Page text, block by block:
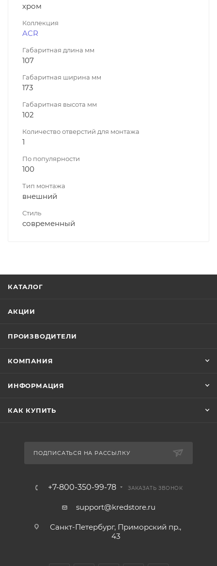
хром
Коллекция
ACR
Габаритная длина мм
107
Габаритная ширина мм
173
Габаритная высота мм
102
Количество отверстий для монтажа
1
По популярности
100
Тип монтажа
внешний
Стиль
современный
КАТАЛОГ
АКЦИИ
ПРОИЗВОДИТЕЛИ
КОМПАНИЯ
ИНФОРМАЦИЯ
КАК КУПИТЬ
ПОДПИСАТЬСЯ НА РАССЫЛКУ
+7-800-350-99-78 ЗАКАЗАТЬ ЗВОНОК
support@kredstore.ru
Санкт-Петербург, Приморский пр.,
43